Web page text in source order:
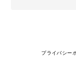
プライバシー